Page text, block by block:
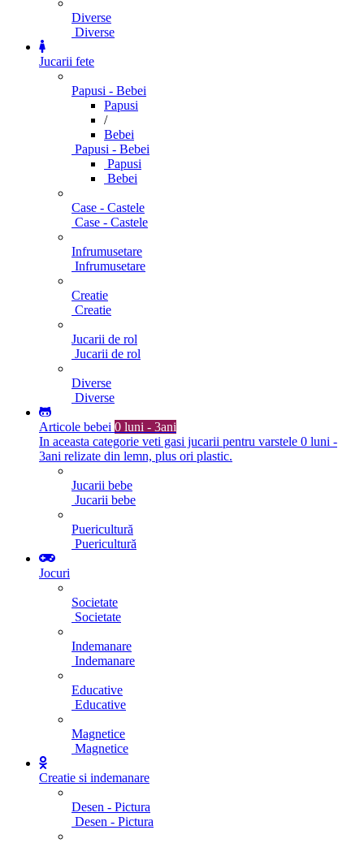
Diverse
Diverse
Jucarii fete
Papusi - Bebei
Papusi
/
Bebei
Papusi - Bebei
Papusi
Bebei
Case - Castele
Case - Castele
Infrumusetare
Infrumusetare
Creatie
Creatie
Jucarii de rol
Jucarii de rol
Diverse
Diverse
Articole bebei 0 luni - 3ani
In aceasta categorie veti gasi jucarii pentru varstele 0 luni -
3ani relizate din lemn, plus ori plastic.
Jucarii bebe
Jucarii bebe
Puericultură
Puericultură
Jocuri
Societate
Societate
Indemanare
Indemanare
Educative
Educative
Magnetice
Magnetice
Creatie si indemanare
Desen - Pictura
Desen - Pictura